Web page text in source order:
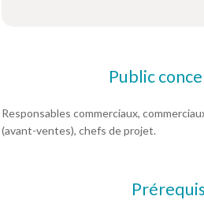
Public
Responsables commerciaux,
(avant-ventes), chefs de projet.
Prérequis